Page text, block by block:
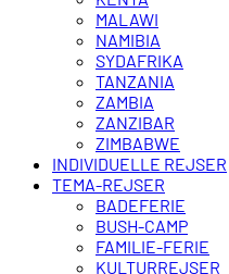
MALAWI
NAMIBIA
SYDAFRIKA
TANZANIA
ZAMBIA
ZANZIBAR
ZIMBABWE
INDIVIDUELLE REJSER
TEMA-REJSER
BADEFERIE
BUSH-CAMP
FAMILIE-FERIE
KULTURREJSER